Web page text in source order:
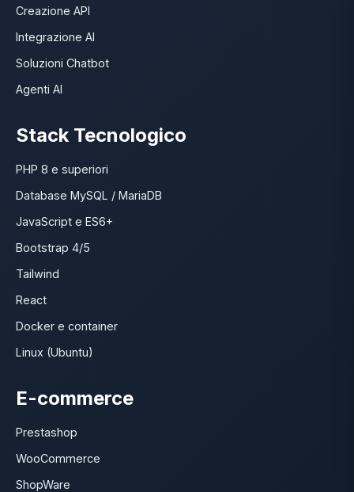
Creazione API
Integrazione AI
Soluzioni Chatbot
Agenti AI
Stack Tecnologico
PHP 8 e superiori
Database MySQL / MariaDB
JavaScript e ES6+
Bootstrap 4/5
Tailwind
React
Docker e container
Linux (Ubuntu)
E-commerce
Prestashop
WooCommerce
ShopWare